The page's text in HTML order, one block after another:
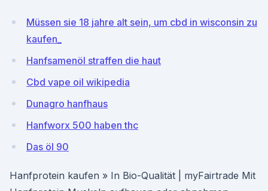
Müssen sie 18 jahre alt sein, um cbd in wisconsin zu
kaufen_
Hanfsamenöl straffen die haut
Cbd vape oil wikipedia
Dunagro hanfhaus
Hanfworx 500 haben thc
Das öl 90
Hanfprotein kaufen » In Bio-Qualität | myFairtrade Mit